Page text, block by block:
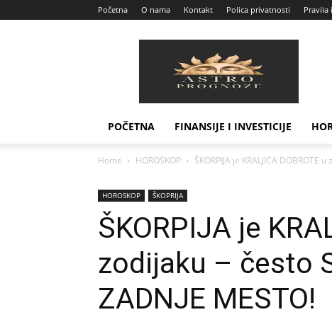
Početna O nama Kontakt Polica privatnosti Pravila
Prognoze
POČETNA FINANSIJE I INVESTICIJE
Home HOROSKOP ŠKORPIJA je KRALJICA DOBROTE
HOROSKOP ŠKOPRIJA
ŠKORPIJA je
zodijaku – često
ZADNJE MESTO!